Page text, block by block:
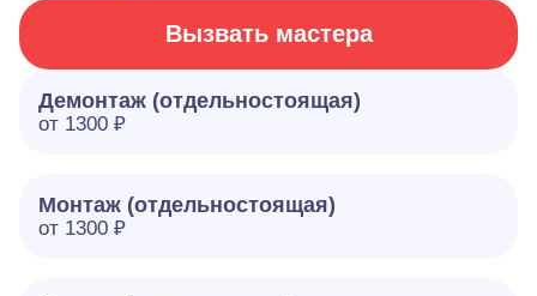
Вызвать мастера
Демонтаж (отдельностоящая)
от 1300 ₽
Монтаж (отдельностоящая)
от 1300 ₽